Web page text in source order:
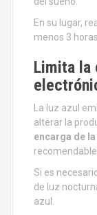
En su lugar,
menos 3
Limita la
La luz azul
alterar la
encarga de
Si es
de luz
azul.